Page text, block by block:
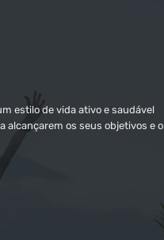
estilo de vida ativo e saudável
alcançarem os seus objetivos e o